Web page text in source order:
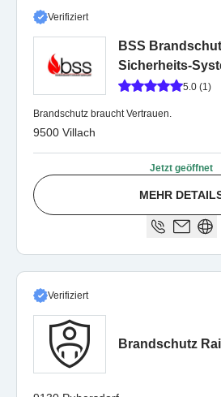
Verifiziert
BSS
Sicherheits-
5.0 (1)
Brandschutz braucht Vertrauen.
9500 Villach
Jetzt geöffnet
MEHR
Verifiziert
Brandschutz